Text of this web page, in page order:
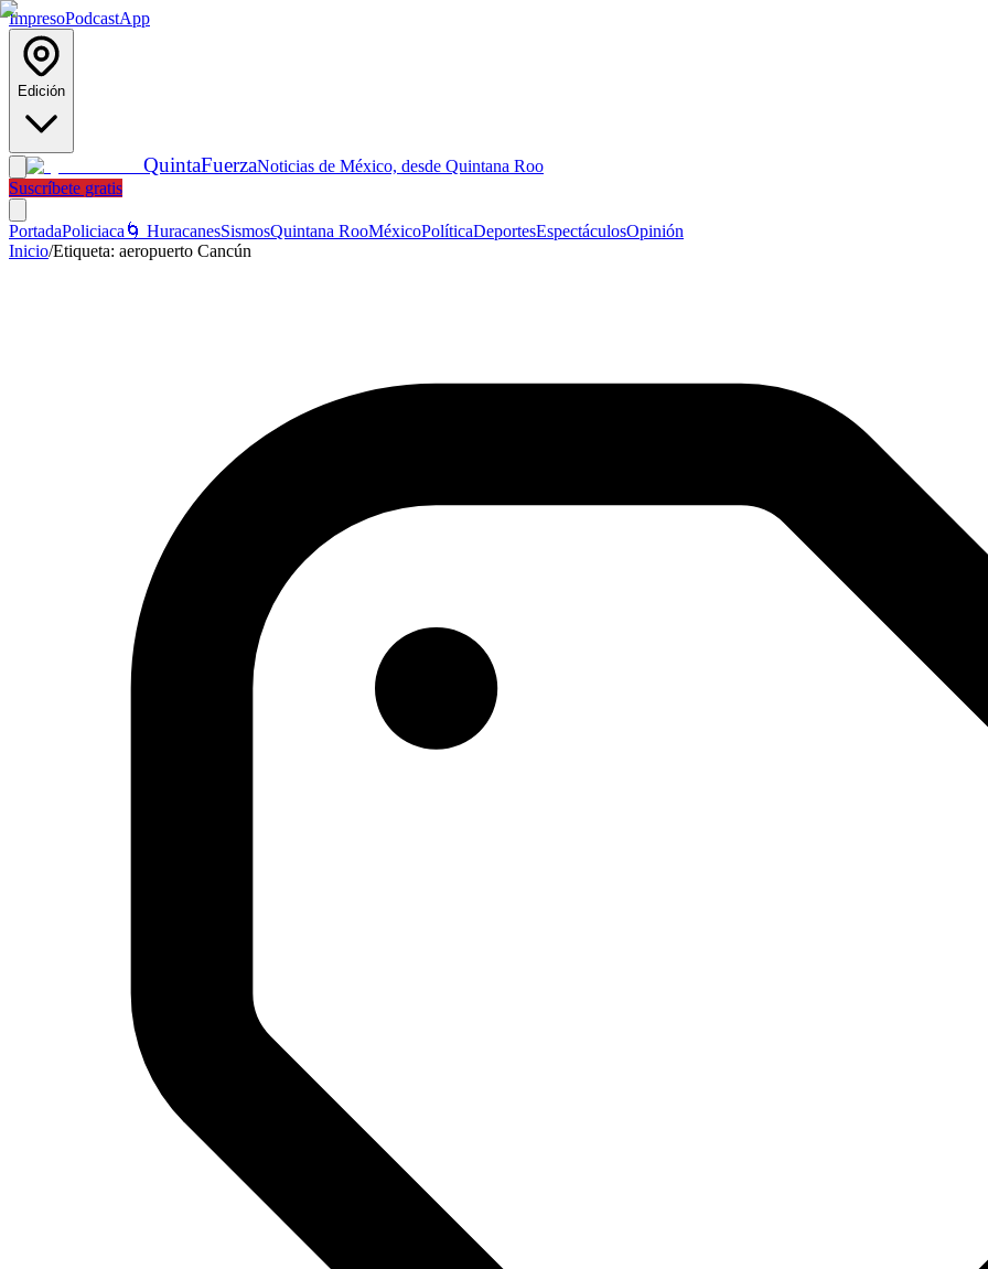
ImpresoPodcastApp
Edición
QuintaFuerzaNoticias de México, desde Quintana Roo
Suscríbete gratis
PortadaPoliciaca 🌀 HuracanesSismosQuintana RooMéxicoPolíticaDeportesEspectáculosOpinión
Inicio/Etiqueta: aeropuerto Cancún